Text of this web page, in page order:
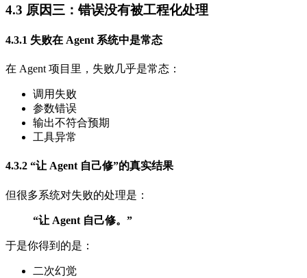
4.3 原因三：错误没有被工程化处理
4.3.1 失败在 Agent 系统中是常态
在 Agent 项目里，失败几乎是常态：
调用失败
参数错误
输出不符合预期
工具异常
4.3.2 “让 Agent 自己修”的真实结果
但很多系统对失败的处理是：
“让 Agent 自己修。”
于是你得到的是：
二次幻觉